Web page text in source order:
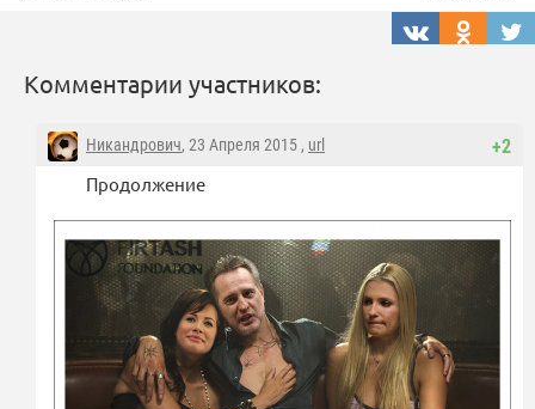
Комментарии участников:
+2
Никандрович, 23 Апреля 2015 , url
Продолжение